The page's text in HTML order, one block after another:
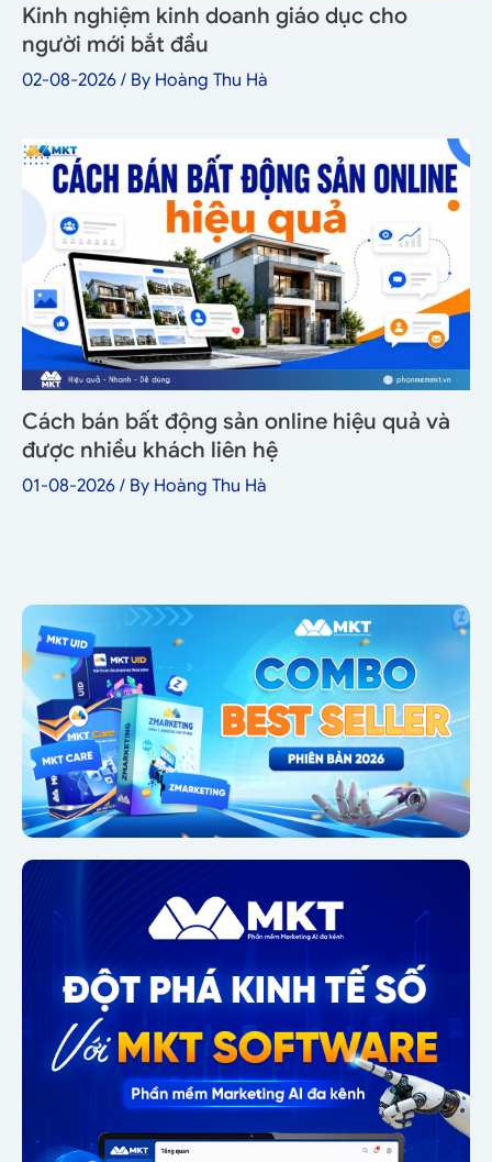
Kinh nghiệm kinh doanh giáo dục cho
người mới bắt đầu
02-08-2026 / By Hoàng Thu Hà
Cách bán bất động sản online hiệu quả và
được nhiều khách liên hệ
01-08-2026 / By Hoàng Thu Hà